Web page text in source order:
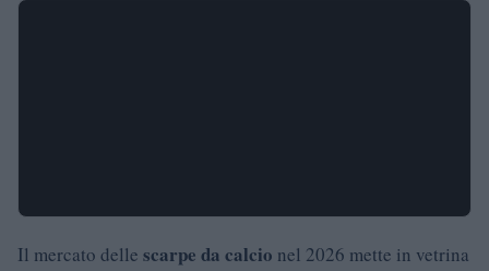
Il mercato delle scarpe da calcio nel 2026 mette in vetrina